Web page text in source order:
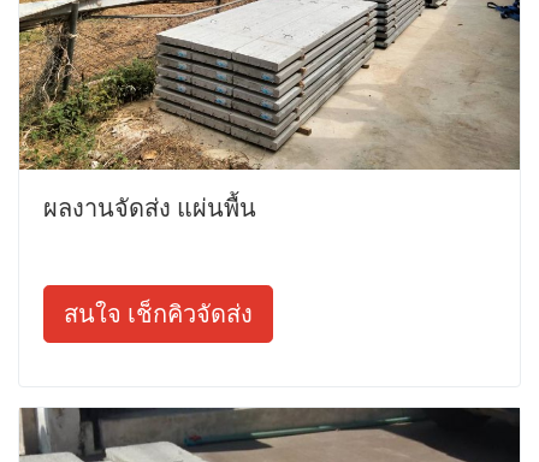
ผลงานจัดส่ง แผ่นพื้น
สนใจ เช็กคิวจัดส่ง